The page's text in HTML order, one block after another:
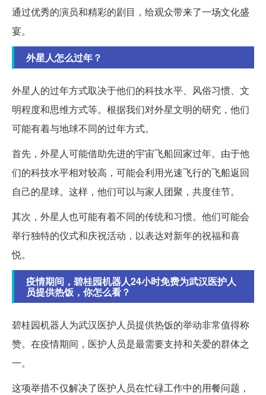
通过优秀的演员和精彩的剧目，给观众带来了一场文化盛
宴。
外星人怎么过年？
外星人的过年方式取决于他们的科技水平、风俗习惯、文
明程度和思维方式等。根据我们对外星文明的研究，他们
可能有着与地球不同的过年方式。
首先，外星人可能借助先进的宇宙飞船回家过年。由于他
们的科技水平相对较高，可能会利用光速飞行的飞船返回
自己的星球。这样，他们可以与家人团聚，共度佳节。
其次，外星人也可能有着不同的传统和习惯。他们可能会
举行独特的仪式和庆祝活动，以表达对新年的祝福和喜
悦。
疫情期间，碧桂园机器人24小时免费为武汉医护人
员提供热饭，你怎么看？
碧桂园机器人为武汉医护人员提供热饭的举动非常值得称
赞。在疫情期间，医护人员是最需要支持和关爱的群体之
一。
这项举措不仅解决了医护人员在忙碌工作中的用餐问题，